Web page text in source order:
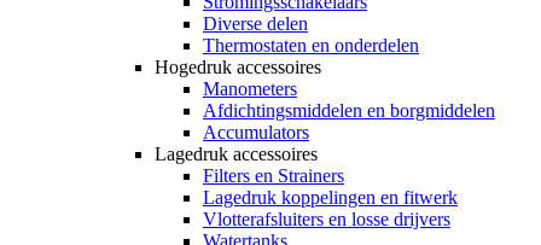
Diverse delen
Thermostaten en onderdelen
Hogedruk accessoires
Manometers
Afdichtingsmiddelen en borgmiddelen
Accumulators
Lagedruk accessoires
Filters en Strainers
Lagedruk koppelingen en fitwerk
Vlotterafsluiters en losse drijvers
Watertanks